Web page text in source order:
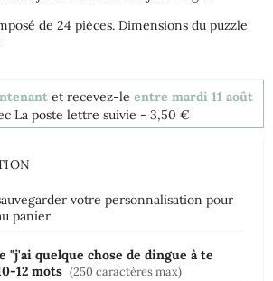
de 24 pièces. Dimensions du puzzle
et recevez-le entre mardi 11 août
La poste lettre suivie - 3,50 €
votre personnalisation pour
panier
"j'ai quelque chose de dingue à te
12 mots (250 caractères max)